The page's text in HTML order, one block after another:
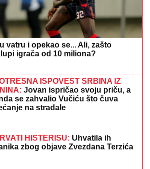
"PREPLAKALA SAM"
ima čet koji niko ne želi da
dotakla se i Dina Merlina:"Uplašila
se kada bi mi neko ukrao telefon"
POKAZALA STAN U
ćerka non-stop govori - otvoreno o
s Asminom: "Stanija je
(VIDEO)